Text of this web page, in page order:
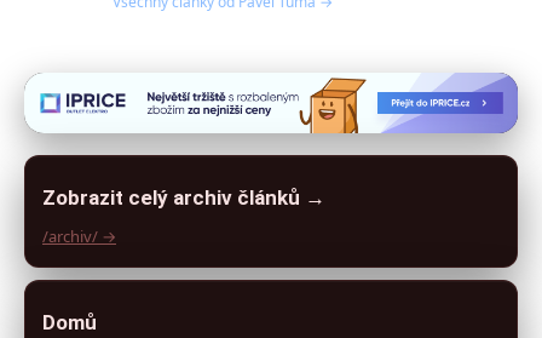
Zobrazit celý archiv článků →
/archiv/ →
Domů